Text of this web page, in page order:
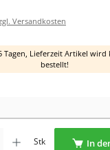
Versandkosten
Tagen, Lieferzeit Artikel
bestellt!
gewünschten Wert ein oder
Stk In